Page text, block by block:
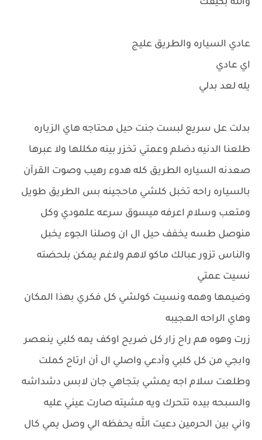
والله بكيفك
عادي السياره والطريق عليج
اي عادي
يله لعد بدلي
بدلت عل سريع لبست جنت حيل محتاجه هاي الزياره
طلعنا الدنيه دضلم وعمتي تخزر بينه مكللها ولا عبرها
صعدنه السياره الطريق كله هدوء رهيب وصوت القرآن
بالسياره راحه تخبل كلشي ماحجينه بس الطريق طويل
ومتعب وسلام اعرفه ميسوق سرعه علمودي وكل
منوصل طسه يخفف حيل ال ان وصلنا الجوء يخبل
والناس تزور عبالك ماكو لاهم ولاغم يمكن بلحضته
نسيت عمتي
وضيمها وهمه ونسيت كولشي كل فكري بهذا المكان
وهاي الراحه العجيبه
زرت وهوه هم راح زار كل ضريح اوكف يمه كلبي ينعصر
وابجي من كل كلبي وأدعي واصلي ال أن ارتاح كملت
وطلعت سلام اجه يمشي بتجاهي جان لابس دشداشه
والسبحه بيده تتحرك ويه مشيته صارت عيني عليه
واني بين الحرمين دعيت الله يحفظه الي وصل يمي كال